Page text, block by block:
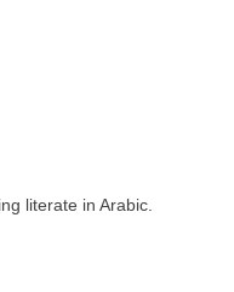
literate in Arabic.